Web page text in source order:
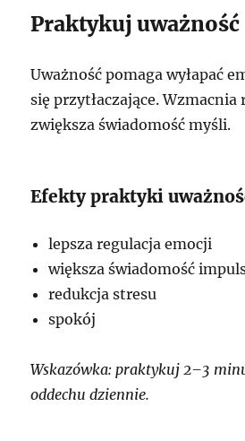
Praktykuj uważność
Uważność pomaga wyłapać
się przytłaczające. Wzmacnia
zwiększa świadomość myśli.
Efekty praktyki
lepsza regulacja emocji
większa świadomość
redukcja stresu
spokój
Wskazówka: praktykuj 2–3
oddechu dziennie.